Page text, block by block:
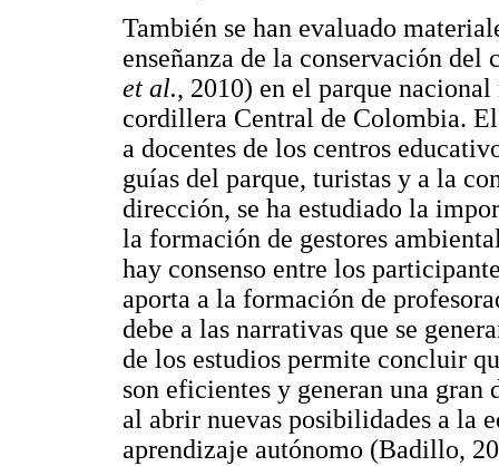
También se han evaluado
enseñanza de la conservación del
et al., 2010) en el parque
cordillera Central de Colombia.
a docentes de los centros
guías del parque, turistas y a la
dirección, se ha estudiado la
la formación de gestores
hay consenso entre los
aporta a la formación de
debe a las narrativas que se
de los estudios permite concluir
son eficientes y generan una
al abrir nuevas posibilidades a la
aprendizaje autónomo (Badillo,